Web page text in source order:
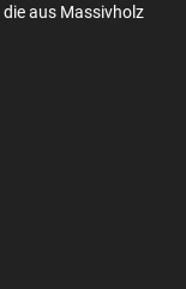
die aus Massivholz